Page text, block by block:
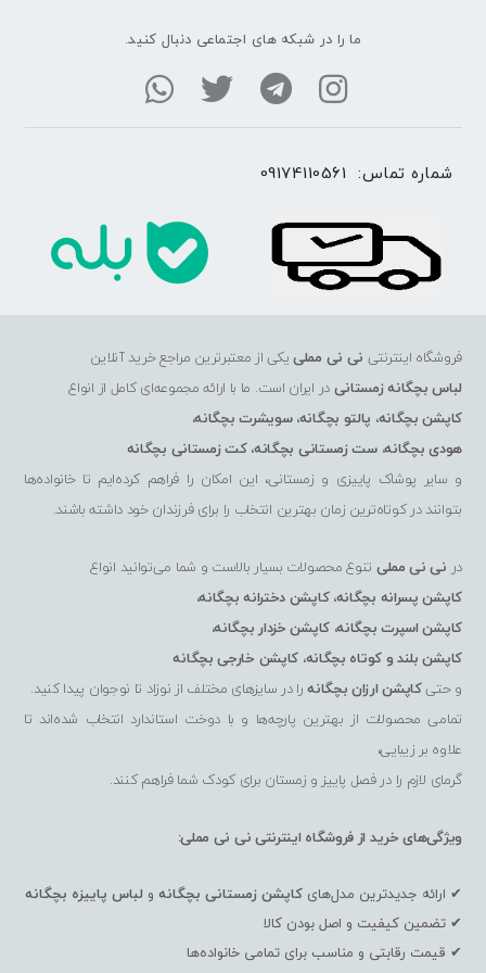
ما را در شبکه های اجتماعی دنبال کنید.
شماره تماس: 09174110561
فروشگاه اینترنتی نی نی مملییکی از معتبرترین مراجع خرید آنلاین
لباس بچگانه زمستانیدر ایران است. ما با ارائه مجموعه‌ای کامل از انواع
کاپشن بچگانه، پالتو بچگانه،سویشرت بچگانه،
هودی بچگانه،ست زمستانی بچگانه،کت زمستانی بچگانه
و سایر پوشاک پاییزی و زمستانی، این امکان را فراهم کرده‌ایم تا خانواده‌ها
بتوانند در کوتاه‌ترین زمان بهترین انتخاب را برای فرزندان خود داشته باشند.
در نی نی مملی تنوع محصولات بسیار بالاست و شما می‌توانید انواع
کاپشن پسرانه بچگانه،کاپشن دخترانه بچگانه،
کاپشن اسپرت بچگانه،کاپشن خزدار بچگانه،
کاپشن بلند و کوتاه بچگانه، کاپشن خارجی بچگانه
و حتیکاپشن ارزان بچگانهرا در سایزهای مختلف از نوزاد تا نوجوان پیدا کنید.
تمامی محصولات از بهترین پارچه‌ها و با دوخت استاندارد انتخاب شده‌اند تا
علاوه بر زیبایی،
گرمای لازم را در فصل پاییز و زمستان برای کودک شما فراهم کنند.
ویژگی‌های خرید از فروشگاه اینترنتی نی نی مملی:
✔ ارائه جدیدترین مدل‌های کاپشن زمستانی بچگانه و لباس پاییزه بچگانه
✔ تضمین کیفیت و اصل بودن کالا
✔ قیمت رقابتی و مناسب برای تمامی خانواده‌ها